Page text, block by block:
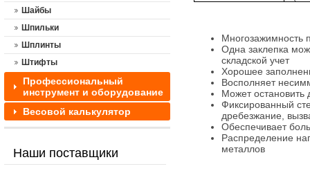
Многозажимность
Одна заклепка
складской учет
Хорошее
Восполняет
Может остановить
Фиксированный
дребезжание,
Обеспечивает
Распределение
металлов
Шайбы
Шпильки
Шплинты
Штифты
Профессиональный
инструмент и оборудование
Весовой калькулятор
Наши поставщики